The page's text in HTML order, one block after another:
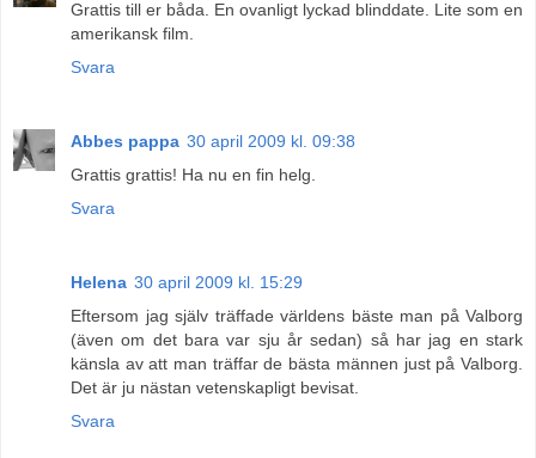
Grattis till er båda. En ovanligt lyckad blinddate. Lite som en
amerikansk film.
Svara
Abbes pappa 30 april 2009 kl. 09:38
Grattis grattis! Ha nu en fin helg.
Svara
Helena 30 april 2009 kl. 15:29
Eftersom jag själv träffade världens bäste man på Valborg
(även om det bara var sju år sedan) så har jag en stark
känsla av att man träffar de bästa männen just på Valborg.
Det är ju nästan vetenskapligt bevisat.
Svara